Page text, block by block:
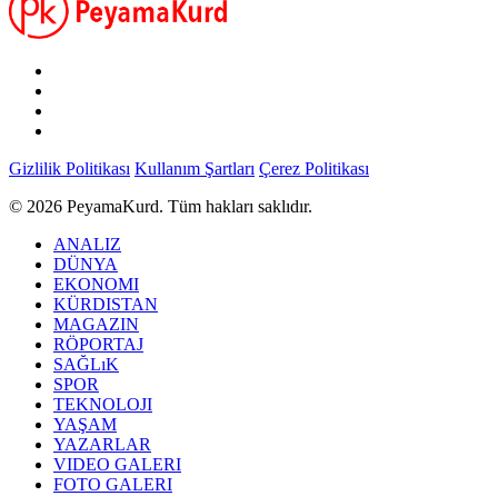
Gizlilik Politikası Kullanım Şartları Çerez Politikası
© 2026 PeyamaKurd. Tüm hakları saklıdır.
ANALIZ
DÜNYA
EKONOMI
KÜRDISTAN
MAGAZIN
RÖPORTAJ
SAĞLıK
SPOR
TEKNOLOJI
YAŞAM
YAZARLAR
VIDEO GALERI
FOTO GALERI